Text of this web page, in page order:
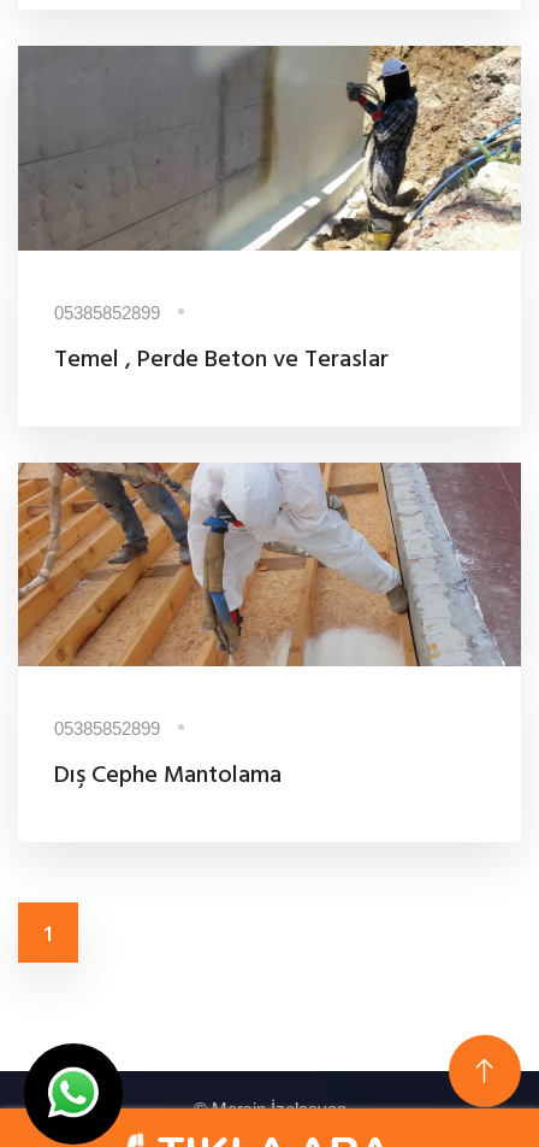
05385852899
Temel , Perde Beton ve Teraslar
05385852899
Dış Cephe Mantolama
1
© Mersin İzolasyon